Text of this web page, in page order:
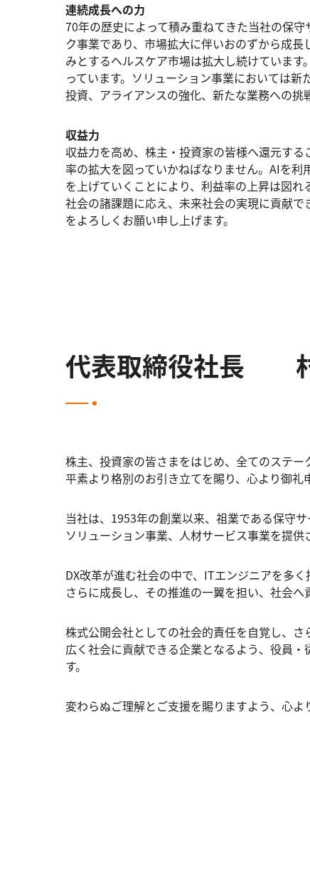
連続成長への力
70年の歴史によって積み重ねてきた当社の保
ク事業であり、市場拡大に伴いおのずから成
みとするヘルスケア市場は拡大し続けていま
っています。ソリューション事業においては
投資、アライアンスの強化、新たな業務への挑
収益力
収益力を高め、株主・投資家の皆様へ還元す
率の拡大を図っていかねばなりません。AIを
を上げていくことにより、利益率の上昇は図れ
社会の諸課題に応え、未来社会の実現に貢献
をよろしくお願い申し上げます。
代表取締役社長
株主、投資家の皆さまをはじめ、全てのステー
平素より格別のお引き立てを賜り、心より御礼
当社は、1953年の創業以来、祖業である保守
ソリューション事業、人材サービス事業を提供
DX改革が進む社会の中で、ITエンジニアを多
さらに成長し、その推進の一翼を担い、社会へ
株式公開会社としての社会的責任を自覚し、さ
広く社会に貢献できる企業となるよう、役員
す。
変わらぬご理解とご支援を賜りますよう、心よ